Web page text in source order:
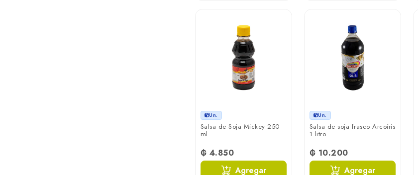
Un.
Salsa de Soja Mickey 250
ml
₲ 4.850
Agregar
Un.
Salsa de soja frasco Arcoíris
1 litro
₲ 10.200
Agregar